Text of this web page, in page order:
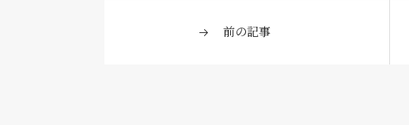
前の記事